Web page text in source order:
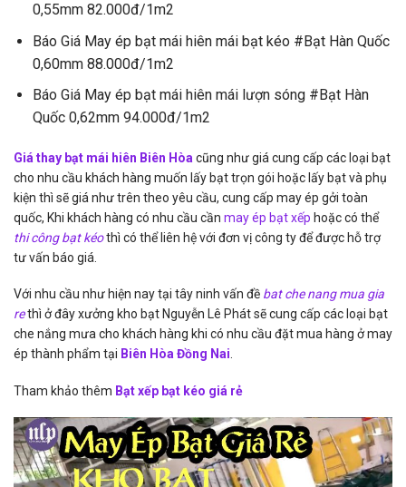
0,55mm 82.000đ/1m2
Báo Giá May ép bạt mái hiên mái bạt kéo #Bạt Hàn Quốc
0,60mm 88.000đ/1m2
Báo Giá May ép bạt mái hiên mái lượn sóng #Bạt Hàn
Quốc 0,62mm 94.000đ/1m2
Giá thay bạt mái hiên Biên Hòa cũng như giá cung cấp các loại bạt
cho nhu cầu khách hàng muốn lấy bạt trọn gói hoặc lấy bạt và phụ
kiện thì sẽ giá như trên theo yêu cầu, cung cấp may ép gởi toàn
quốc, Khi khách hàng có nhu cầu cần may ép bạt xếp hoặc có thể
thi công bạt kéothì có thể liên hệ với đơn vị công ty để được hỗ trợ
tư vấn báo giá.
Với nhu cầu như hiện nay tại tây ninh vấn đề bat che nang mua gia
rethì ở đây xưởng kho bạt Nguyễn Lê Phát sẽ cung cấp các loại bạt
che nắng mưa cho khách hàng khi có nhu cầu đặt mua hàng ở may
ép thành phẩm tại Biên Hòa Đồng Nai.
Tham khảo thêm Bạt xếp bạt kéo giá rẻ